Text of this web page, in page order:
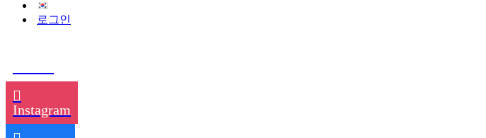
로그인
Instagram